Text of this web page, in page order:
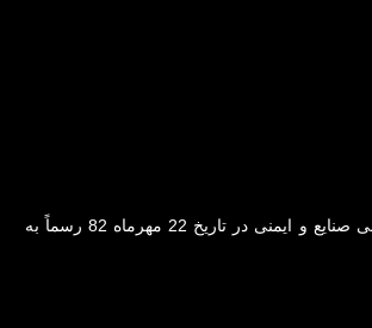
شرکت SQS مهندسی پویندگان ایمنی و کیفیت به عنوان یک شرکت پیشرو در زمینه خدمات مهندسی و مشاوره مدیریت، طراحی کارخانه، مهندسی صنایع و ایمنی در تاریخ 22 مهرماه 82 رسماً به